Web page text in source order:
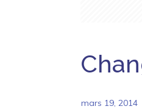
mars 19, 2014